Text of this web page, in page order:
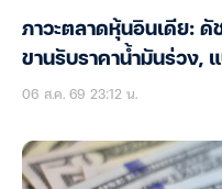
ภาวะตลาดหุ้นอินเดีย:
ขานรับราคาน้ำมันร่วง,
06 ส.ค. 69 23:12 น.